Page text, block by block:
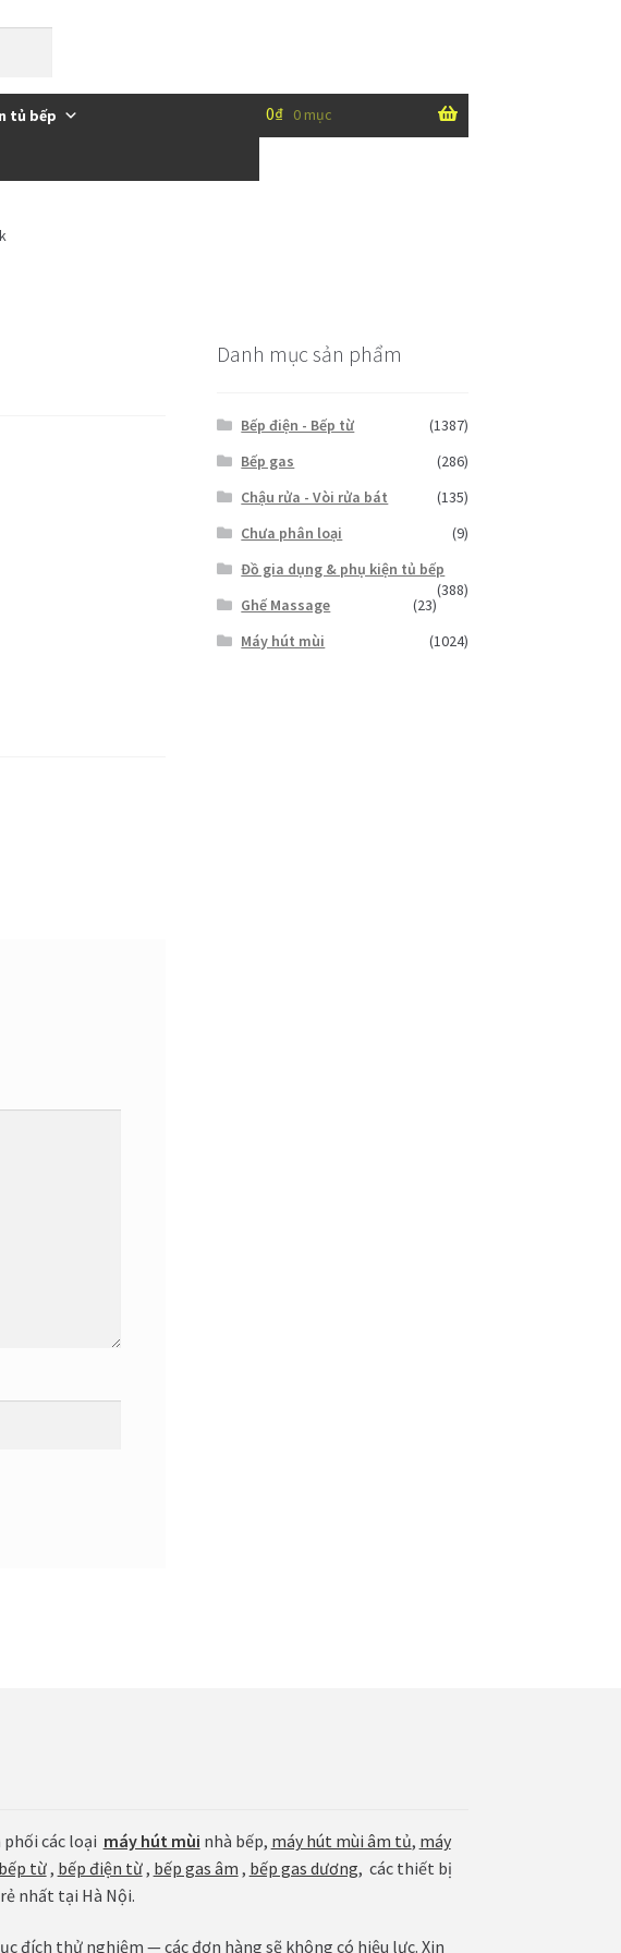
tủ bếp 0₫ 0 mục
Danh mục sản phẩm
Bếp điện - Bếp từ
(1387)
Bếp gas
(286)
Chậu rửa - Vòi rửa bát
(135)
Chưa phân loại
(9)
Đồ gia dụng & phụ kiện tủ bếp
(388)
Ghế Massage
(23)
Máy hút mùi
(1024)
phối các loại máy hút mùi nhà bếp, máy hút mùi âm tủ, máy
bếp từ, bếp điện từ, bếp gas âm , bếp gas dương, các thiết bị
nhất tại Hà Nội.
đích thử nghiệm — các đơn hàng sẽ không có hiệu lực. Xin